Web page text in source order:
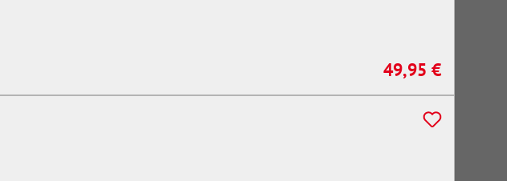
Regulärer Preis:
49,95 €